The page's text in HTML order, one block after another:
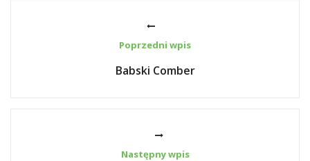
Poprzedni wpis
Babski Comber
Następny wpis